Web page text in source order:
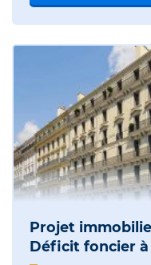
Projet
Déficit foncier à